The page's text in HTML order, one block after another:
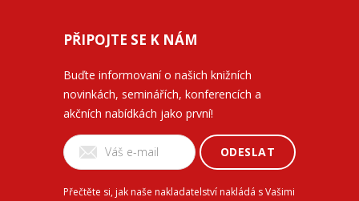
PŘIPOJTE SE K NÁM
Buďte informovaní o našich knižních
novinkách, seminářích, konferencích a
akčních nabídkách jako první!
ODESLAT
Přečtěte si, jak naše nakladatelství nakládá s Vašimi